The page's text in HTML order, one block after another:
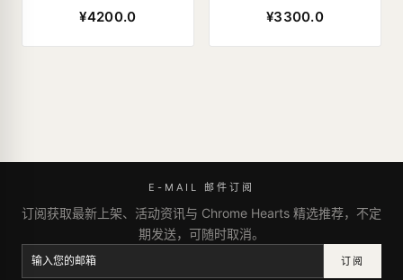
¥4200.0 ¥3300.0
E-MAIL 邮件订阅
订阅获取最新上架、活动资讯与 Chrome Hearts 精选推荐，不定
期发送，可随时取消。
订阅